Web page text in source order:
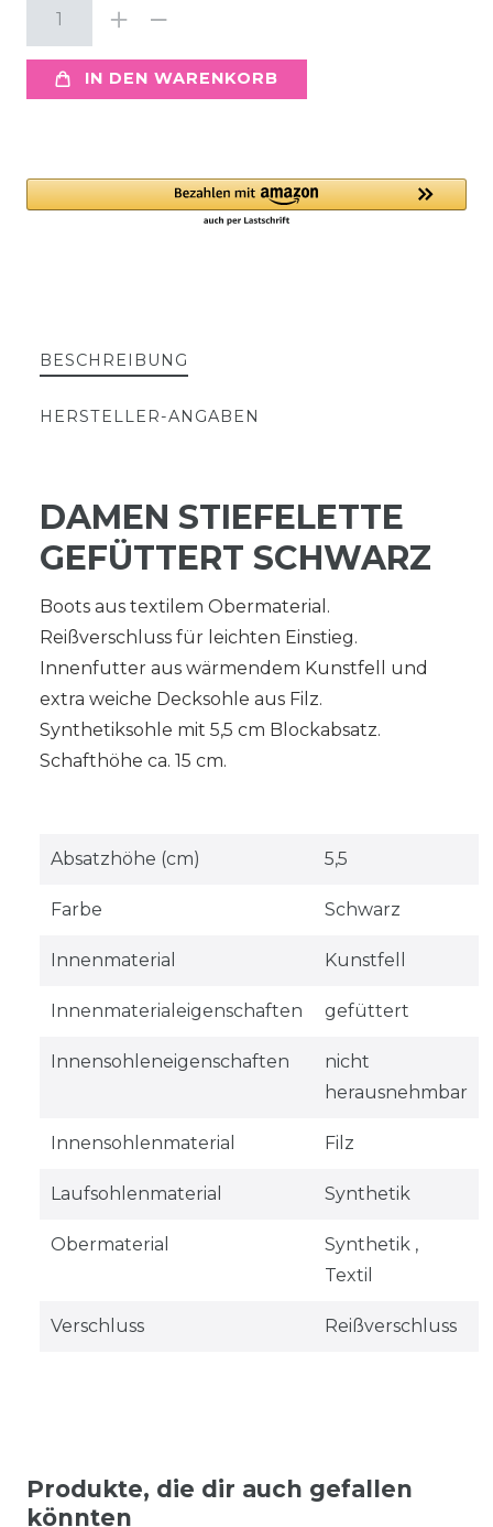
IN DEN WARENKORB
BESCHREIBUNG
HERSTELLER-ANGABEN
DAMEN STIEFELETTE
GEFÜTTERT SCHWARZ
Boots aus textilem Obermaterial.
Reißverschluss für leichten Einstieg.
Innenfutter aus wärmendem Kunstfell und
extra weiche Decksohle aus Filz.
Synthetiksohle mit 5,5 cm Blockabsatz.
Schafthöhe ca. 15 cm.
Absatzhöhe (cm) 5,5
Farbe Schwarz
Innenmaterial Kunstfell
Innenmaterialeigenschaften gefüttert
Innensohleneigenschaften
nicht
herausnehmbar
Innensohlenmaterial Filz
Laufsohlenmaterial Synthetik
Obermaterial
Synthetik ,
Textil
Verschluss Reißverschluss
Produkte, die dir auch gefallen
könnten